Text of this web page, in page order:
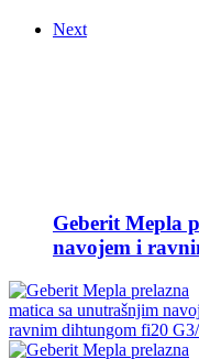
Next
Geberit Mepla
navojem i